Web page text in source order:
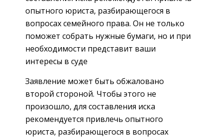
опытного юриста, разбирающегося в
вопросах семейного права. Он не только
поможет собрать нужные бумаги, но и при
необходимости представит ваши
интересы в суде
Заявление может быть обжаловано
второй стороной. Чтобы этого не
произошло, для составления иска
рекомендуется привлечь опытного
юриста, разбирающегося в вопросах